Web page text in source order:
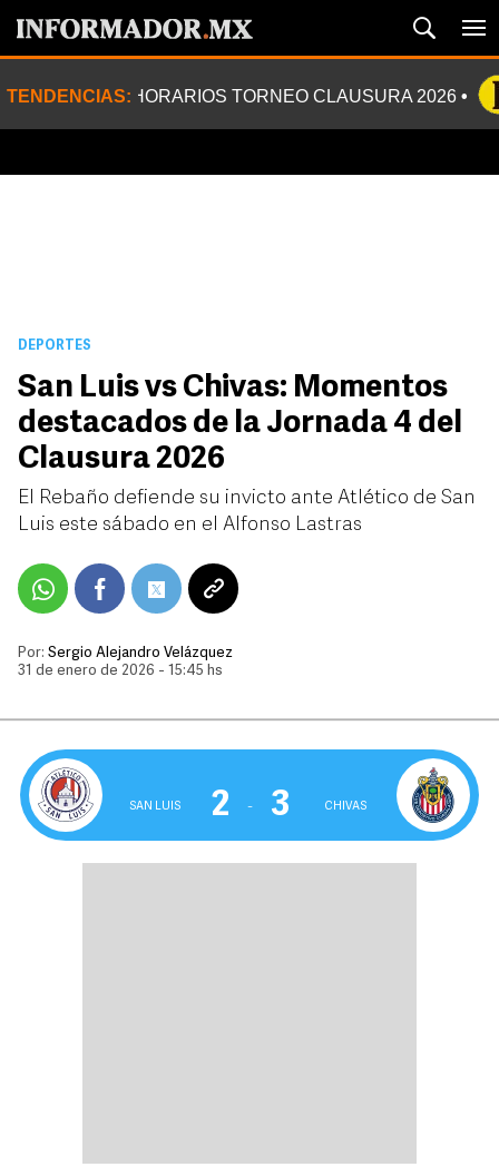
TENDENCIAS: HORARIOS TORNEO CLAUSURA 2026
DEPORTES
San Luis vs Chivas: Momentos
destacados de la Jornada 4 del
Clausura 2026
El Rebaño defiende su invicto ante Atlético de San
Luis este sábado en el Alfonso Lastras
Por: Sergio Alejandro Velázquez
31 de enero de 2026 - 15:45 hs
SAN LUIS 2 ‒ 3 CHIVAS